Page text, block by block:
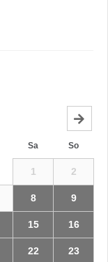
Sa So
1 2
8 9
15 16
22 23